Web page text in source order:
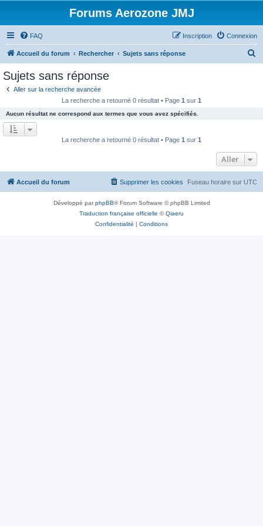
Forums Aerozone JMJ
FAQ Connexion
Inscription
Accueil du forum Rechercher Sujets sans réponse
e
Sujets sans réponse
Aller sur la recherche avancée
La recherche a retourné 0 résultat • Page 1 sur 1
Aucun résultat ne correspond aux termes que vous avez spécifiés.
La recherche a retourné 0 résultat • Page 1 sur 1
Aller
Accueil du forum Fuseau horaire sur UTC
Supprimer les cookies
Développé parphpBB® Forum Software © phpBB Limited
Traduction française officielle ©Qiaeru
Confidentialité | Conditions